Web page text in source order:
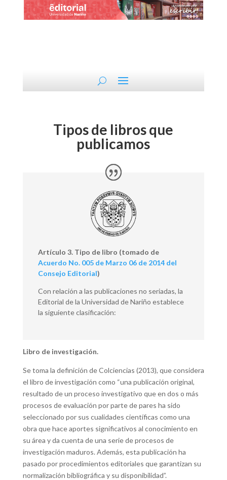
Tipos de libros que
publicamos
Artículo 3. Tipo de libro (tomado de
Acuerdo No. 005 de Marzo 06 de 2014 del
Consejo Editorial)
Con relación a las publicaciones no seriadas, la
Editorial de la Universidad de Nariño establece
la siguiente clasificación:
Libro de investigación.
Se toma la definición de Colciencias (2013), que considera
el libro de investigación como “una publicación original,
resultado de un proceso investigativo que en dos o más
procesos de evaluación por parte de pares ha sido
seleccionado por sus cualidades científicas como una
obra que hace aportes significativos al conocimiento en
su área y da cuenta de una serie de procesos de
investigación maduros. Además, esta publicación ha
pasado por procedimientos editoriales que garantizan su
normalización bibliográfica y su disponibilidad”.